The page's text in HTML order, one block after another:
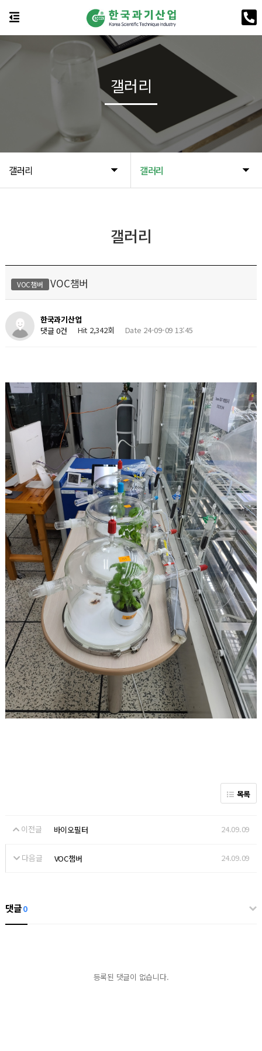
갤러리 갤러리
갤러리
갤러리
VOC챔버 VOC챔버
한국과기산업
댓글 0건
Hit 2,342회 Date 24-09-09 13:45
목록
이전글 바이오필터 24.09.09
다음글 VOC챔버 24.09.09
댓글0
등록된 댓글이 없습니다.